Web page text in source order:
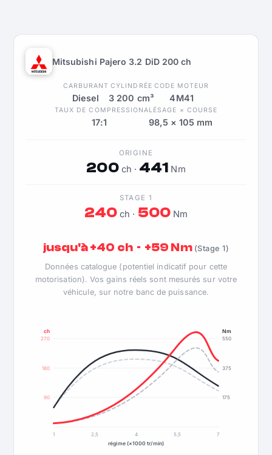
Mitsubishi Pajero 3.2 DiD 200 ch
CARBURANT
Diesel
CYLINDRÉE
3 200 cm³
CODE MOTEUR
4M41
TAUX DE COMPRESSION
17:1
ALÉSAGE × COURSE
98,5 × 105 mm
ORIGINE
200ch · 441 Nm
STAGE 1
240 ch · 500Nm
jusqu'à +40 ch · +59 Nm (Stage 1)
Données catalogue (potentiel indicatif pour cette
motorisation). Vos gains réels sont mesurés sur votre
véhicule, sur notre banc de puissance.
90
180
270
175
375
550
ch Nm
1 2,5 4 5,5
7
régime (×1000 tr/min)